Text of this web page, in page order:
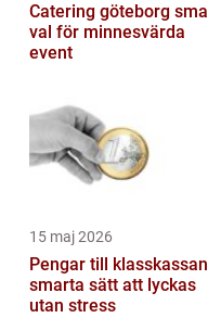
Catering göteborg smarta
val för minnesvärda
event
15 maj 2026
Pengar till klasskassan
smarta sätt att lyckas
utan stress